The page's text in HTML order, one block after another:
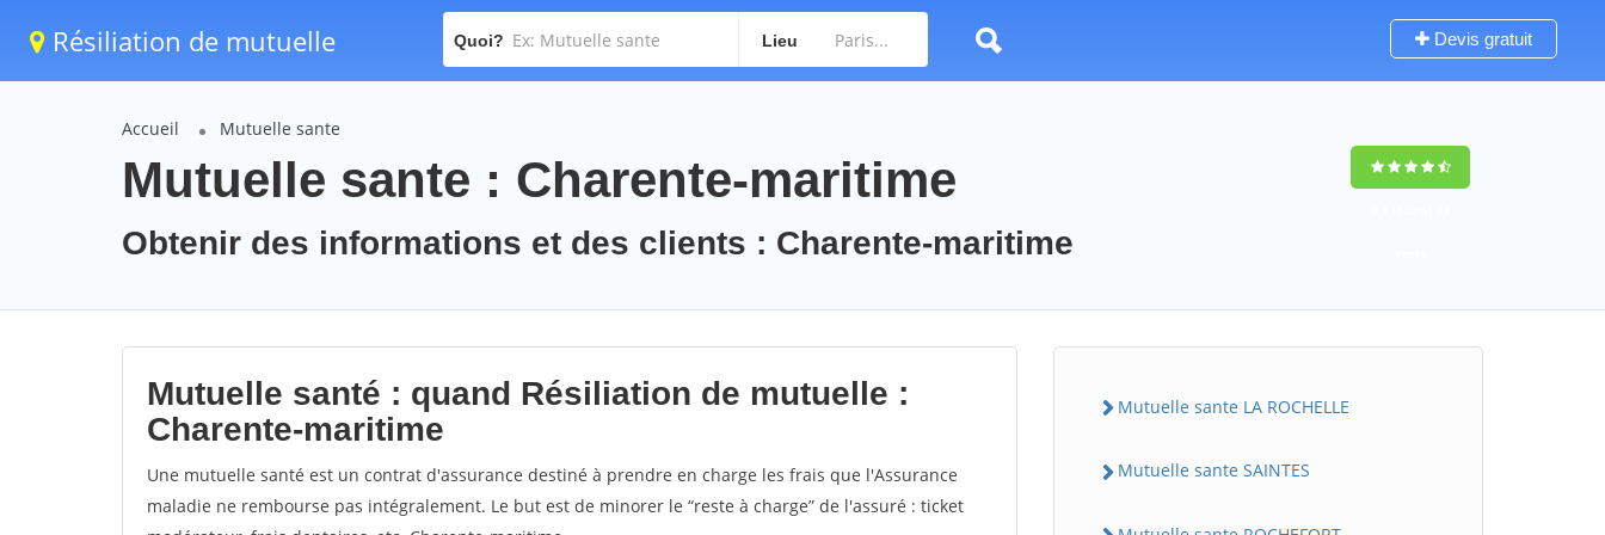
Résiliation de mutuelle Quoi? Lieu Devis gratuit
Accueil Mutuelle sante
Mutuelle sante : Charente-maritime
Obtenir des informations et des clients : Charente-maritime
Mutuelle santé : quand Résiliation de mutuelle :
Charente-maritime
Une mutuelle santé est un contrat d'assurance destiné à prendre en charge les frais que l'Assurance
maladie ne rembourse pas intégralement. Le but est de minorer le “reste à charge” de l'assuré : ticket
Mutuelle sante LA ROCHELLE
Mutuelle sante SAINTES